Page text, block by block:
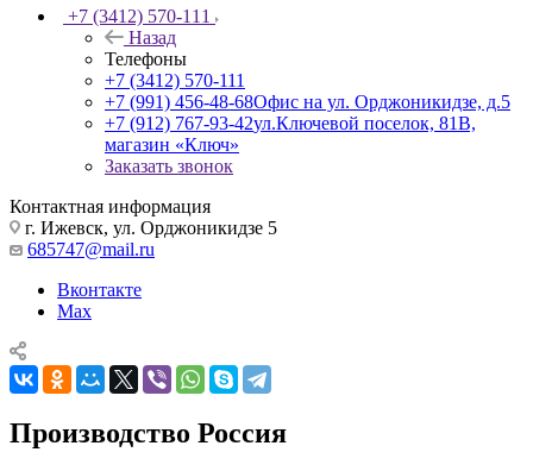
+7 (3412) 570-111
Назад
Телефоны
+7 (3412) 570-111
+7 (991) 456-48-68Офис на ул. Орджоникидзе, д.5
+7 (912) 767-93-42ул.Ключевой поселок, 81В,
магазин «Ключ»
Заказать звонок
Контактная информация
г. Ижевск, ул. Орджоникидзе 5
685747@mail.ru
Вконтакте
Max
Производство Россия